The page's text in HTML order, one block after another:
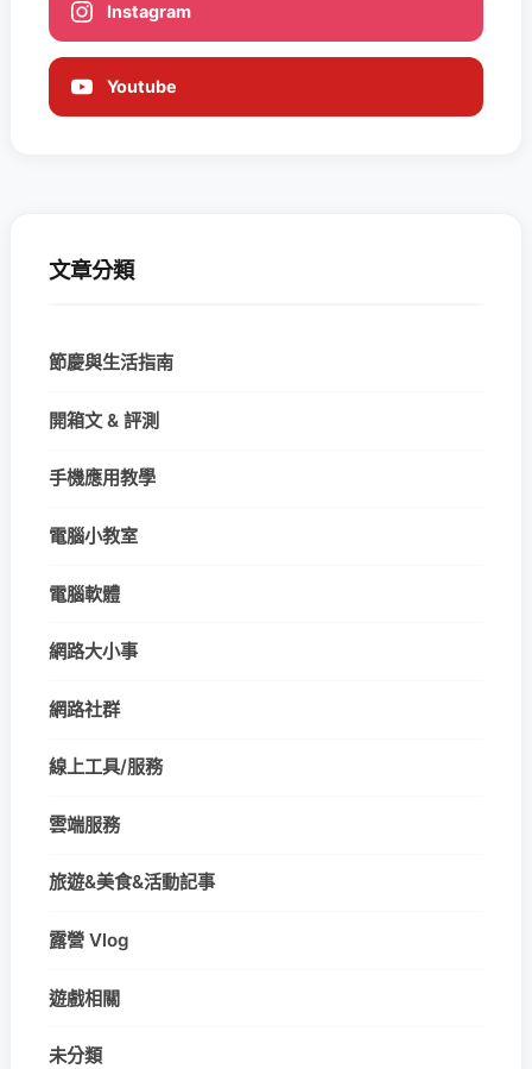
Instagram
Youtube
文章分類
節慶與生活指南
開箱文 & 評測
手機應用教學
電腦小教室
電腦軟體
網路大小事
網路社群
線上工具/服務
雲端服務
旅遊&美食&活動記事
露營 Vlog
遊戲相關
未分類